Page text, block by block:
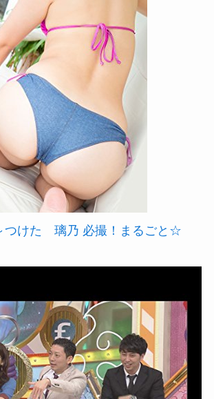
つけた 璃乃 必撮！まるごと☆